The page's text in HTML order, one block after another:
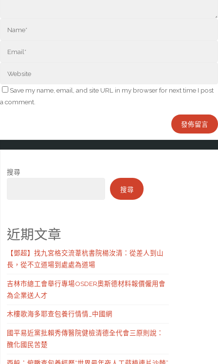
Save my name, email, and site URL in my browser for next time I post
a comment.
搜尋
搜尋
近期文章
【鄧超】找九宮格交流葦杭書院楊汝清：從差人到山
長，從不立道場到處處為道場
吉林市總工會舉行專場OSDER奧斯德材料報價僱用會
為企業送人才
木樓歌海多耶查包養行情情_中國網
國平易近黨批賴秀傳醫院健檢清德全代會三原則說：
醜化國民苦楚